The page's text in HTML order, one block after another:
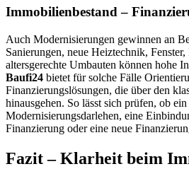
Immobilienbestand –
Auch Modernisierungen gewinnen an
Sanierungen, neue Heiztechnik,
altersgerechte Umbauten können hohe
Baufi24 bietet für solche Fälle
Finanzierungslösungen, die über den
hinausgehen. So lässt sich prüfen, ob ein
Modernisierungsdarlehen, eine
Finanzierung oder eine neue
Fazit – Klarheit beim